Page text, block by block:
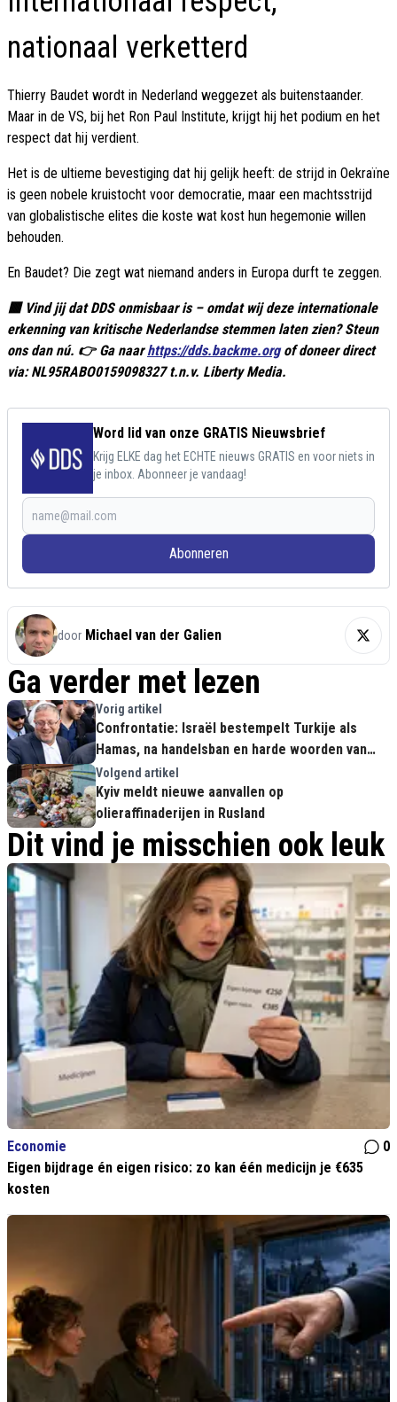
nationaal verketterd
Thierry Baudet wordt in Nederland weggezet als buitenstaander.
Maar in de VS, bij het Ron Paul Institute, krijgt hij het podium en het
respect dat hij verdient.
Het is de ultieme bevestiging dat hij gelijk heeft: de strijd in Oekraïne
is geen nobele kruistocht voor democratie, maar een machtsstrijd
van globalistische elites die koste wat kost hun hegemonie willen
behouden.
En Baudet? Die zegt wat niemand anders in Europa durft te zeggen.
🟥 Vind jij dat DDS onmisbaar is – omdat wij deze internationale
erkenning van kritische Nederlandse stemmen laten zien? Steun
ons dan nú. 👉 Ga naarhttps://dds.backme.orgof doneer direct
via: NL95RABO0159098327 t.n.v. Liberty Media.
Word lid van onze GRATIS Nieuwsbrief
Krijg ELKE dag het ECHTE nieuws GRATIS en voor niets in
je inbox. Abonneer je vandaag!
Abonneren
door Michael van der Galien
Ga verder met lezen
Vorig artikel
Confrontatie: Israël bestempelt Turkije als
Hamas, na handelsban en harde woorden van
Erdogan
Volgend artikel
Kyiv meldt nieuwe aanvallen op
olieraffinaderijen in Rusland
Dit vind je misschien ook leuk
Economie
0
Eigen bijdrage én eigen risico: zo kan één medicijn je €635
kosten